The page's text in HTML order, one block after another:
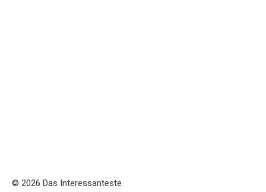
© 2026 Das Interessanteste